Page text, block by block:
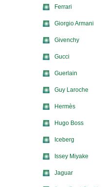
Ferrari
Giorgio Armani
Givenchy
Gucci
Guerlain
Guy Laroche
Hermès
Hugo Boss
Iceberg
Issey Miyake
Jaguar